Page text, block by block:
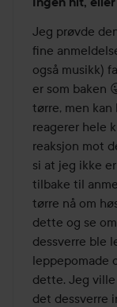
3
av
5
Jeg prøvde
fine
også musikk)
er som baken
tørre, men
reagerer hele
reaksjon mot
si at jeg ikke
tilbake til
tørre nå om
dette og se
dessverre ble
leppepomade
dette. Jeg
det dessverre